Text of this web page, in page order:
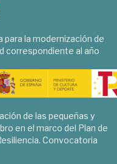
para la modernización de
correspondiente al año
de las pequeñas y
en el marco del Plan de
Convocatoria